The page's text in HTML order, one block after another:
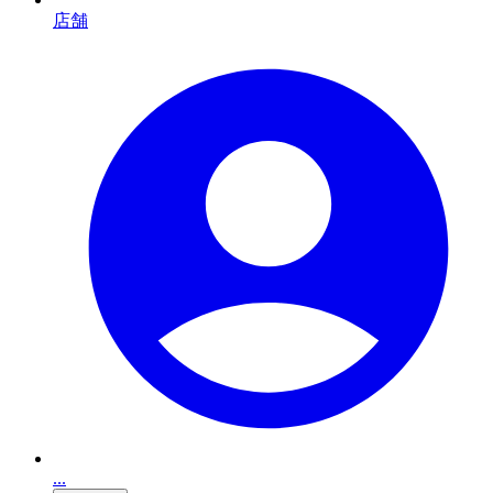
店舗
...